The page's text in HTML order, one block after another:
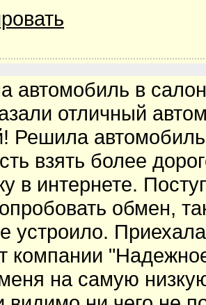
автомобиль в
отличный
Решила автомобиль
взять более
в интернете.
обмен,
устроило.
компании
на самую